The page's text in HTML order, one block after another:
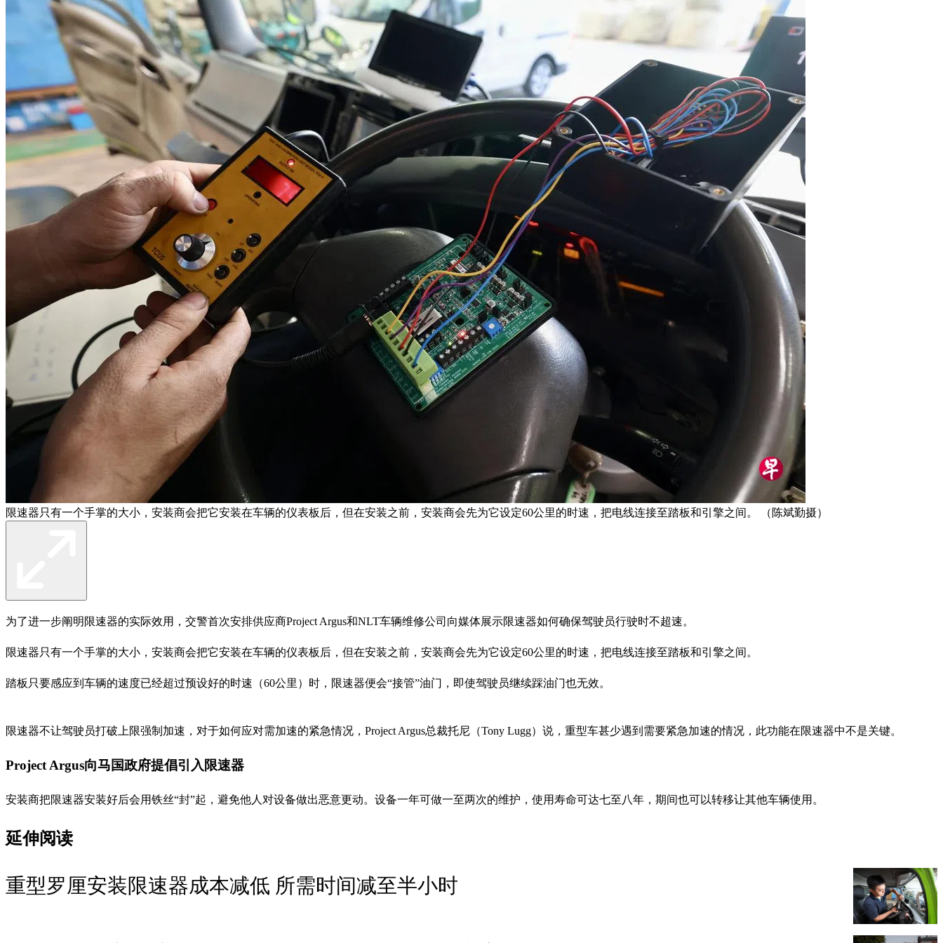
限速器只有一个手掌的大小，安装商会把它安装在车辆的仪表板后，但在安装之前，安装商会先为它设定60公里的时速，把电线连接至踏板和引擎之间。 （陈斌勤摄）
为了进一步阐明限速器的实际效用，交警首次安排供应商Project Argus和NLT车辆维修公司向媒体展示限速器如何确保驾驶员行驶时不超速。
限速器只有一个手掌的大小，安装商会把它安装在车辆的仪表板后，但在安装之前，安装商会先为它设定60公里的时速，把电线连接至踏板和引擎之间。
踏板只要感应到车辆的速度已经超过预设好的时速（60公里）时，限速器便会“接管”油门，即使驾驶员继续踩油门也无效。
限速器不让驾驶员打破上限强制加速，对于如何应对需加速的紧急情况，Project Argus总裁托尼（Tony Lugg）说，重型车甚少遇到需要紧急加速的情况，此功能在限速器中不是关键。
Project Argus向马国政府提倡引入限速器
安装商把限速器安装好后会用铁丝“封”起，避免他人对设备做出恶意更动。设备一年可做一至两次的维护，使用寿命可达七至八年，期间也可以转移让其他车辆使用。
延伸阅读
重型罗厘安装限速器成本减低 所需时间减至半小时